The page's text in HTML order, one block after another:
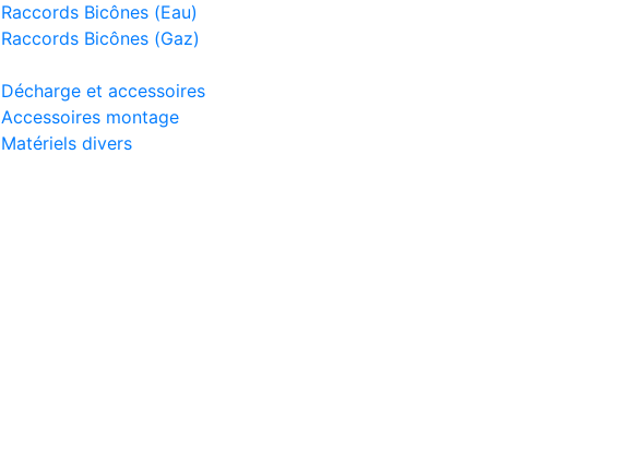
Raccords Bicônes (Eau)
Raccords Bicônes (Gaz)
Décharge et accessoires
Accessoires montage
Matériels divers